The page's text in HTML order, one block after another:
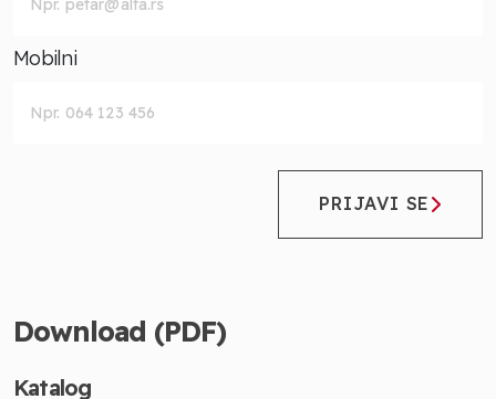
Mobilni
PRIJAVI SE
Download (PDF)
Katalog